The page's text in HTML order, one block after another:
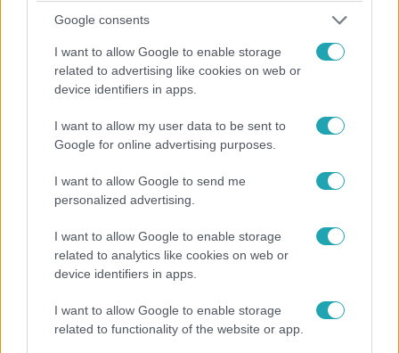
Google consents
I want to allow Google to enable storage
related to advertising like cookies on web or
device identifiers in apps.
I want to allow my user data to be sent to
Google for online advertising purposes.
I want to allow Google to send me
personalized advertising.
I want to allow Google to enable storage
related to analytics like cookies on web or
device identifiers in apps.
I want to allow Google to enable storage
related to functionality of the website or app.
figyelmének középpontjába, hogy négynapos kolumbiai
Edit stylist több dolgot is tisztázott a Meghanékről szóló
hírekkel kapcsolatban, például azt, hogy az ékszerek is
beletartoztak az összegbe. Korábban Meghan kapta meg
Diana Cartier óráját, ami több mint 8 millió forintot ér.
Hogy milyen protokollszabályok vonatkoznak Meghanra
családban betöltött posztjaikról, kiderül a videóból.